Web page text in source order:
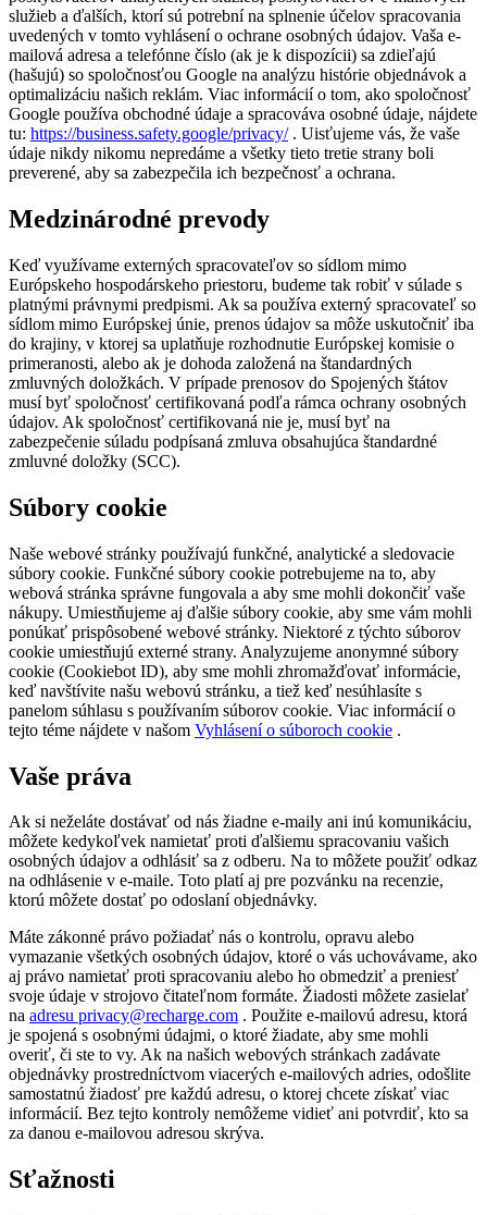
služieb a ďalších, ktorí sú potrební na splnenie účelov spracovania
uvedených v tomto vyhlásení o ochrane osobných údajov. Vaša e-
mailová adresa a telefónne číslo (ak je k dispozícii) sa zdieľajú
(hašujú) so spoločnosťou Google na analýzu histórie objednávok a
optimalizáciu našich reklám. Viac informácií o tom, ako spoločnosť
Google používa obchodné údaje a spracováva osobné údaje, nájdete
tu: https://business.safety.google/privacy/. Uisťujeme vás, že vaše
údaje nikdy nikomu nepredáme a všetky tieto tretie strany boli
preverené, aby sa zabezpečila ich bezpečnosť a ochrana.
Medzinárodné prevody
Keď využívame externých spracovateľov so sídlom mimo
Európskeho hospodárskeho priestoru, budeme tak robiť v súlade s
platnými právnymi predpismi. Ak sa používa externý spracovateľ so
sídlom mimo Európskej únie, prenos údajov sa môže uskutočniť iba
do krajiny, v ktorej sa uplatňuje rozhodnutie Európskej komisie o
primeranosti, alebo ak je dohoda založená na štandardných
zmluvných doložkách. V prípade prenosov do Spojených štátov
musí byť spoločnosť certifikovaná podľa rámca ochrany osobných
údajov. Ak spoločnosť certifikovaná nie je, musí byť na
zabezpečenie súladu podpísaná zmluva obsahujúca štandardné
zmluvné doložky (SCC).
Súbory cookie
Naše webové stránky používajú funkčné, analytické a sledovacie
súbory cookie. Funkčné súbory cookie potrebujeme na to, aby
webová stránka správne fungovala a aby sme mohli dokončiť vaše
nákupy. Umiestňujeme aj ďalšie súbory cookie, aby sme vám mohli
ponúkať prispôsobené webové stránky. Niektoré z týchto súborov
cookie umiestňujú externé strany. Analyzujeme anonymné súbory
cookie (Cookiebot ID), aby sme mohli zhromažďovať informácie,
keď navštívite našu webovú stránku, a tiež keď nesúhlasíte s
panelom súhlasu s používaním súborov cookie. Viac informácií o
tejto téme nájdete v našom Vyhlásení o súboroch cookie .
Vaše práva
Ak si neželáte dostávať od nás žiadne e-maily ani inú komunikáciu,
môžete kedykoľvek namietať proti ďalšiemu spracovaniu vašich
osobných údajov a odhlásiť sa z odberu. Na to môžete použiť odkaz
na odhlásenie v e-maile. Toto platí aj pre pozvánku na recenzie,
ktorú môžete dostať po odoslaní objednávky.
Máte zákonné právo požiadať nás o kontrolu, opravu alebo
vymazanie všetkých osobných údajov, ktoré o vás uchovávame, ako
aj právo namietať proti spracovaniu alebo ho obmedziť a preniesť
svoje údaje v strojovo čitateľnom formáte. Žiadosti môžete zasielať
na adresu privacy@recharge.com . Použite e-mailovú adresu, ktorá
je spojená s osobnými údajmi, o ktoré žiadate, aby sme mohli
overiť, či ste to vy. Ak na našich webových stránkach zadávate
objednávky prostredníctvom viacerých e-mailových adries, odošlite
samostatnú žiadosť pre každú adresu, o ktorej chcete získať viac
informácií. Bez tejto kontroly nemôžeme vidieť ani potvrdiť, kto sa
za danou e-mailovou adresou skrýva.
Sťažnosti